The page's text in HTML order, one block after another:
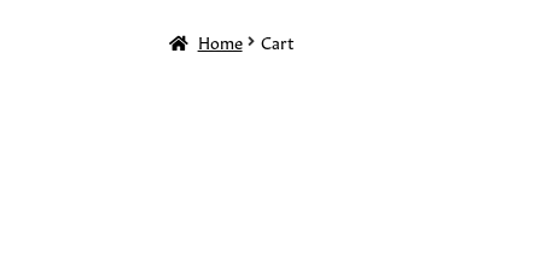
Home Cart